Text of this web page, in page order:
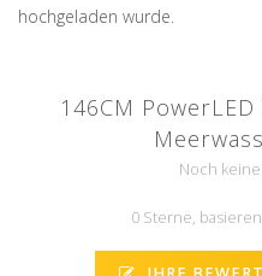
hochgeladen wurde.
146CM
Noch
0 Sterne,